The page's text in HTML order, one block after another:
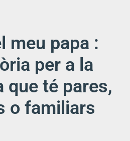
meu papa :
per a la
que té pares,
o familiars